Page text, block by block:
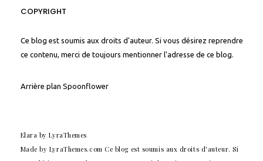
COPYRIGHT
Ce blog est soumis aux droits d'auteur. Si vous désirez reprendre
ce contenu, merci de toujours mentionner l'adresse de ce blog.
Arrière plan Spoonflower
Elara by LyraThemes
Made by LyraThemes.com Ce blog est soumis aux droits d'auteur. Si